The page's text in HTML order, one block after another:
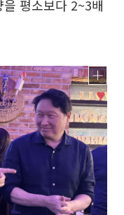
평소보다 2~3배